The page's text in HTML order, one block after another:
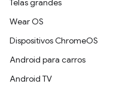
Telas grandes
Wear OS
Dispositivos ChromeOS
Android para carros
Android TV